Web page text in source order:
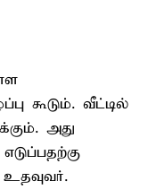
கூடும். வீட்டில்
அது